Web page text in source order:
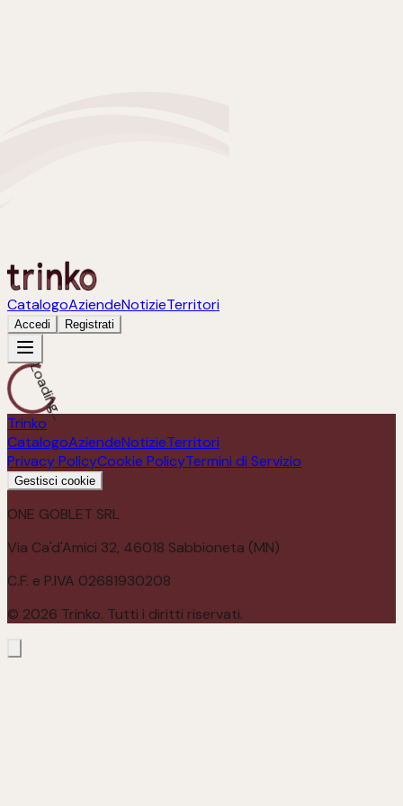
CatalogoAziendeNotizieTerritori
Accedi Registrati
Loading...
Trinko
CatalogoAziendeNotizieTerritori
Privacy PolicyCookie PolicyTermini di Servizio
Gestisci cookie
ONE GOBLET SRL
Via Ca'd'Amici 32, 46018 Sabbioneta (MN)
C.F. e P.IVA 02681930208
© 2026 Trinko. Tutti i diritti riservati.